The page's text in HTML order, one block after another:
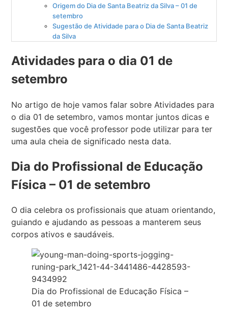
Origem do Dia de Santa Beatriz da Silva – 01 de
setembro
Sugestão de Atividade para o Dia de Santa Beatriz
da Silva
Atividades para o dia 01 de
setembro
No artigo de hoje vamos falar sobre Atividades para
o dia 01 de setembro, vamos montar juntos dicas e
sugestões que você professor pode utilizar para ter
uma aula cheia de significado nesta data.
Dia do Profissional de Educação
Física – 01 de setembro
O dia celebra os profissionais que atuam orientando,
guiando e ajudando as pessoas a manterem seus
corpos ativos e saudáveis.
Dia do Profissional de Educação Física –
01 de setembro